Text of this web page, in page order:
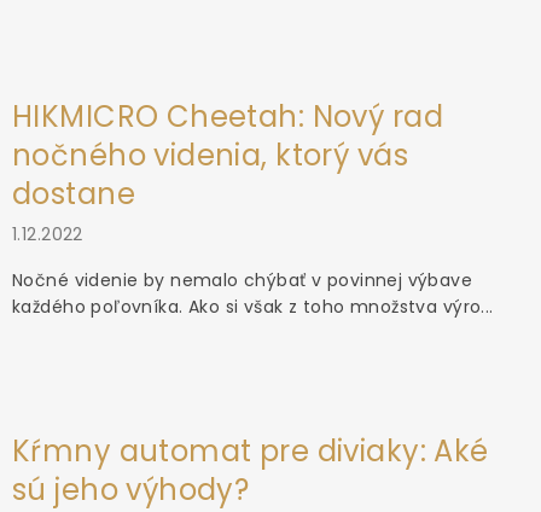
HIKMICRO Cheetah: Nový rad
nočného videnia, ktorý vás
dostane
1.12.2022
Nočné videnie by nemalo chýbať v povinnej výbave
každého poľovníka. Ako si však z toho množstva výro...
Kŕmny automat pre diviaky: Aké
sú jeho výhody?